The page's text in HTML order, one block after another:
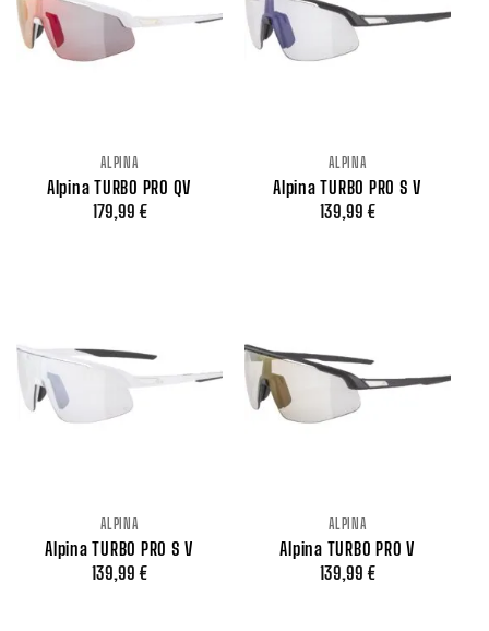
ALPINA
Alpina TURBO PRO QV
179,99 €
ALPINA
Alpina TURBO PRO S V
139,99 €
ALPINA
Alpina TURBO PRO S V
139,99 €
ALPINA
Alpina TURBO PRO V
139,99 €